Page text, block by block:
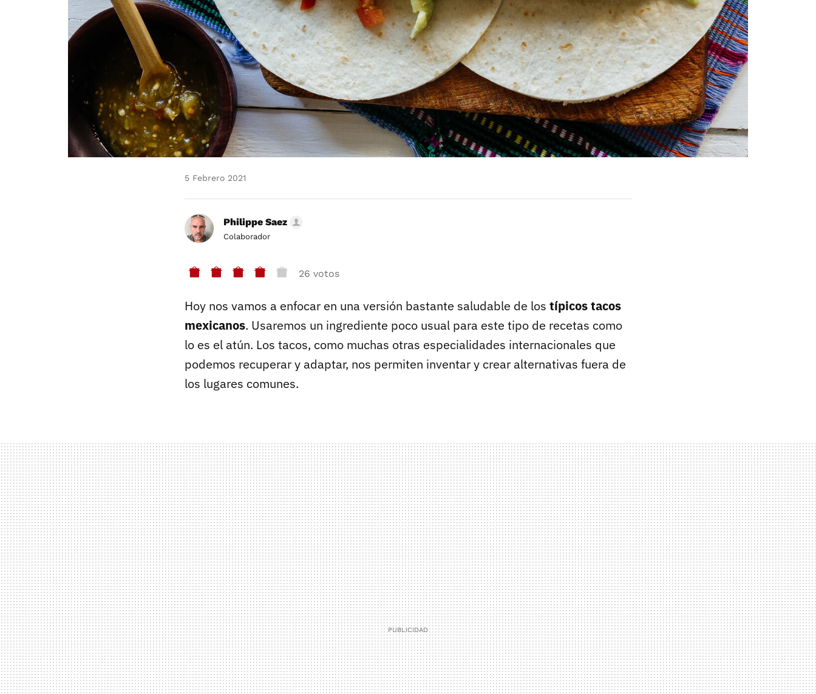
5 Febrero 2021
Philippe Saez
Colaborador
26 votos
Hoy nos vamos a enfocar en una versión bastante saludable de los típicos tacos
mexicanos. Usaremos un ingrediente poco usual para este tipo de recetas como
lo es el atún. Los tacos, como muchas otras especialidades internacionales que
podemos recuperar y adaptar, nos permiten inventar y crear alternativas fuera de
los lugares comunes.